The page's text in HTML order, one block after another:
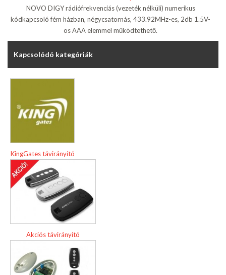
NOVO DIGY rádiófrekvenciás (vezeték nélküli) numerikus
kódkapcsoló fém házban, négycsatornás, 433.92MHz-es, 2db 1.5V-
os AAA elemmel működtethető.
Kapcsolódó kategóriák
KingGates távirányító
Akciós távirányító